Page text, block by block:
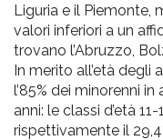
Liguria e il Piemonte,
valori inferiori a un
trovano l’Abruzzo,
In merito all’età degli
l’85% dei minorenni
anni: le classi d’età
rispettivamente il